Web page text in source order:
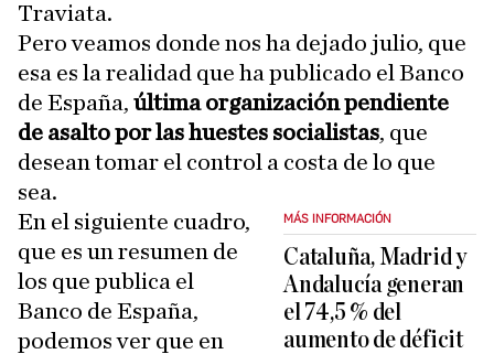
Traviata.
Pero veamos donde nos ha dejado julio, que
esa es la realidad que ha publicado el Banco
de España, última organización pendiente
de asalto por las huestes socialistas, que
desean tomar el control a costa de lo que
sea.
MÁS INFORMACIÓN
Cataluña, Madrid y
Andalucía generan
el 74,5 % del
aumento de déficit
En el siguiente cuadro,
que es un resumen de
los que publica el
Banco de España,
podemos ver que en